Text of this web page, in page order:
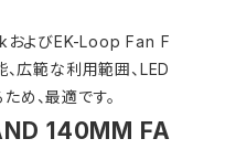
よびEK-Loop Fan F
広範な利用範囲、LED
め、最適です。
140MM FA